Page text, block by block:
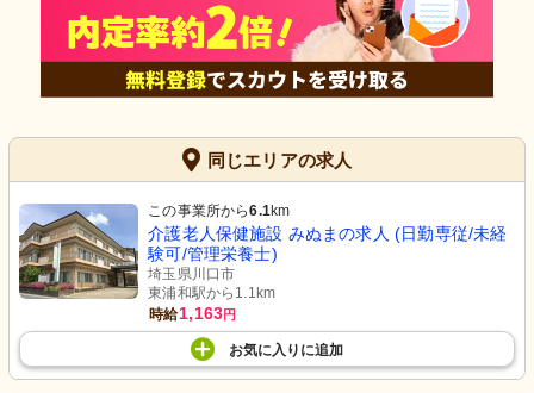
同じエリアの求人
この事業所から6.1km
介護老人保健施設 みぬまの求人 (日勤専従/未経
験可/管理栄養士)
埼玉県川口市
東浦和駅から1.1km
時給1,163円
お気に入り に追加